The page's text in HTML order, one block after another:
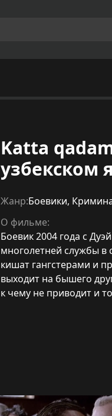
Katta
узбекском
Жанр:Боевики,
О фильме:
Боевик 2004 года с
многолетней службы в
кишат гангстерами и
выходит на бышего
к чему не приводит и